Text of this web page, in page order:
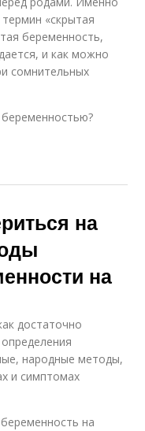
«скрытая
беременность,
и как можно
сомнительных
на
на
достаточно
народные методы,
и симптомах
на